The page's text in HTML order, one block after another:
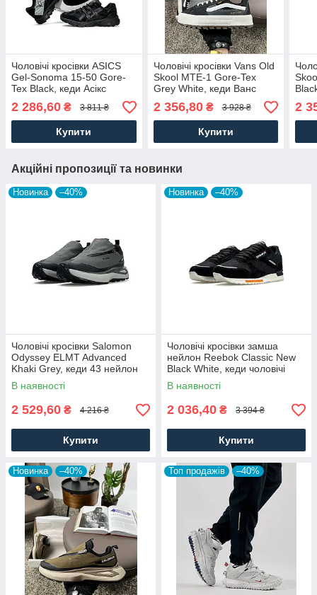
Чоловічі кросівки ASICS
Gel-Sonoma 15-50 Gore-
Tex Black, кеди Асікс
замша текстиль
водонепроникний.
Чоловіче взуття
2 286,60 ₴ 3 811 ₴
Купити
Чоловічі кросівки Vans Old
Skool MTE-1 Gore-Tex
Grey White, кеди Ванс
шкіра замша текстиль сірі.
Чоловіче взуття
2 356,80₴ 3 928 ₴
Купити
2
Акційні пропозиції та новинки
Новинка –40%
Чоловічі кросівки Salomon
Odyssey ELMT Advanced
Khaki Grey, кеди 43 нейлон
текстиль, Чоловіче взуття
В наявності
2 529,60 ₴ 4 216 ₴
Купити
Новинка –40%
Чоловічі кросівки замша
нейлон Reebok Classic New
Black White, кеди чоловічі
Рибок чорні. Чоловіче взуття
В наявності
2 036,40 ₴ 3 394 ₴
Купити
Новинка –40% Топ продажів –40%